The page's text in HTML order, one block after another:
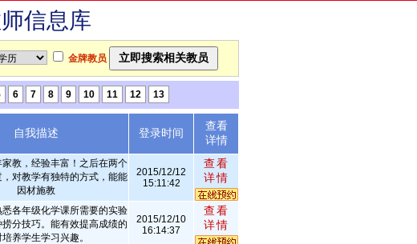
信息库
金牌教员
6 7 8 9 10 11 12 13
自我描述 登录时间
查看
详情
教，经验丰富！之后在两个
对教学有独特的方式，能能
因材施教
2015/12/12
15:11:42
查看
详情
各年级化学课所需要的实验
分技巧。能有效提高成绩的
培养学生学习兴趣。
2015/12/10
16:14:37
查看
详情